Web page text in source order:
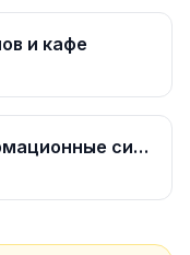
и кафе
МИС (медицинские информационные системы)